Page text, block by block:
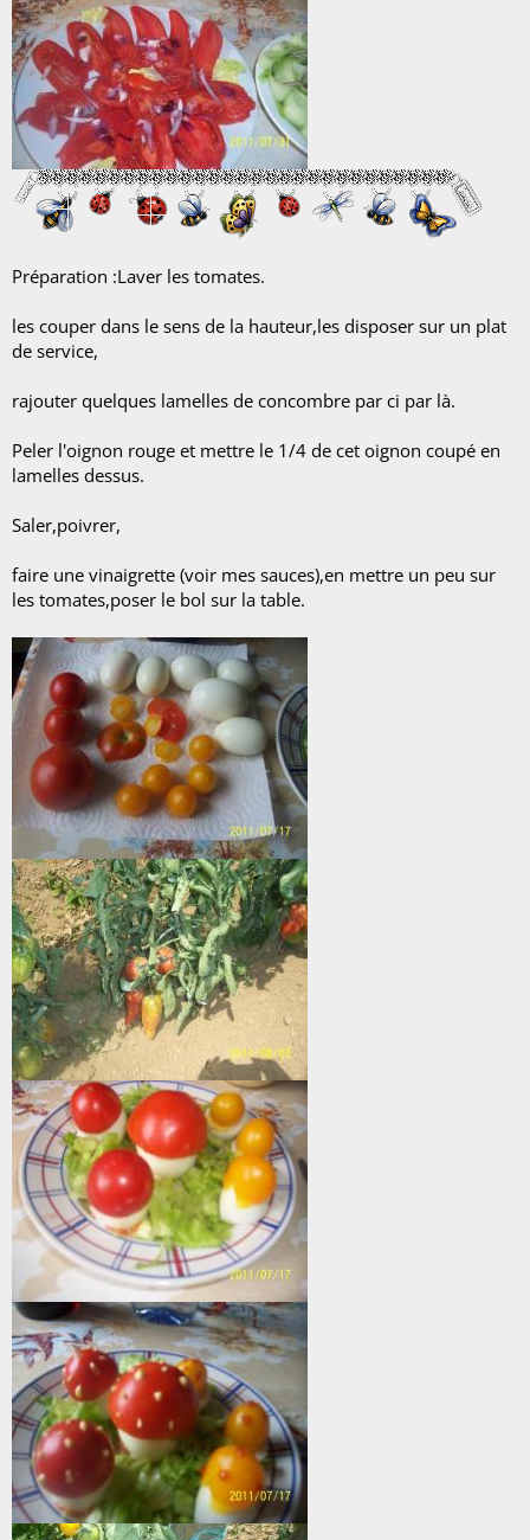
Préparation :Laver les tomates.
les couper dans le sens de la hauteur,les disposer sur un plat
de service,
rajouter quelques lamelles de concombre par ci par là.
Peler l'oignon rouge et mettre le 1/4 de cet oignon coupé en
lamelles dessus.
Saler,poivrer,
faire une vinaigrette (voir mes sauces),en mettre un peu sur
les tomates,poser le bol sur la table.